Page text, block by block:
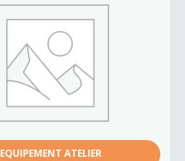
EQUIPEMENT ATELIER